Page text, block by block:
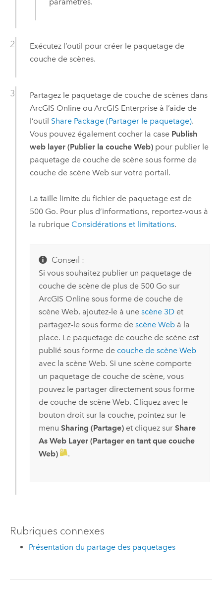
Exécutez l’outil pour créer le paquetage de
couche de scènes.
Partagez le paquetage de couche de scènes dans
ArcGIS Onlineou ArcGIS Enterpriseà l’aide de
l’outil Share Package (Partager le paquetage).
Vous pouvez également cocher la case Publish
web layer (Publier la couche Web)pour publier le
paquetage de couche de scène sous forme de
couche de scène Web sur votre portail.
La taille limite du fichier de paquetage est de
500 Go. Pour plus d’informations, reportez-vous à
la rubrique Considérations et limitations.
Conseil :
Si vous souhaitez publier un paquetage de
couche de scène de plus de 500 Go sur
ArcGIS Onlinesous forme de couche de
scène Web, ajoutez-le à une scène 3Det
partagez-le sous forme de scène Webà la
place. Le paquetage de couche de scène est
publié sous forme de couche de scène Web
avec la scène Web. Si une scène comporte
un paquetage de couche de scène, vous
pouvez le partager directement sous forme
de couche de scène Web. Cliquez avec le
bouton droit sur la couche, pointez sur le
menu Sharing (Partage)et cliquez sur Share
As Web Layer (Partager en tant que couche
Web)
.
Rubriques connexes
Présentation du partage des paquetages